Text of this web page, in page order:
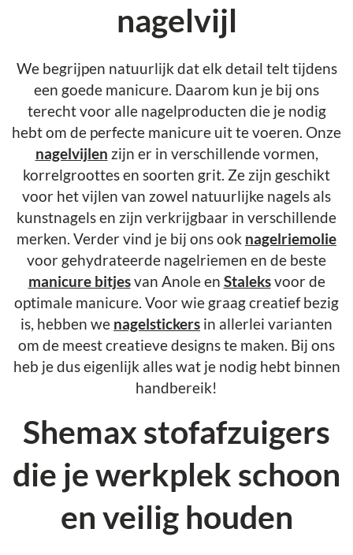
nagelvijl
We begrijpen natuurlijk dat elk detail telt tijdens
een goede manicure. Daarom kun je bij ons
terecht voor alle nagelproducten die je nodig
hebt om de perfecte manicure uit te voeren. Onze
nagelvijlen zijn er in verschillende vormen,
korrelgroottes en soorten grit. Ze zijn geschikt
voor het vijlen van zowel natuurlijke nagels als
kunstnagels en zijn verkrijgbaar in verschillende
merken. Verder vind je bij ons ook nagelriemolie
voor gehydrateerde nagelriemen en de beste
manicure bitjesvan Anole en Staleksvoor de
optimale manicure. Voor wie graag creatief bezig
is, hebben we nagelstickers in allerlei varianten
om de meest creatieve designs te maken. Bij ons
heb je dus eigenlijk alles wat je nodig hebt binnen
handbereik!
Shemax stofafzuigers
die je werkplek schoon
en veilig houden